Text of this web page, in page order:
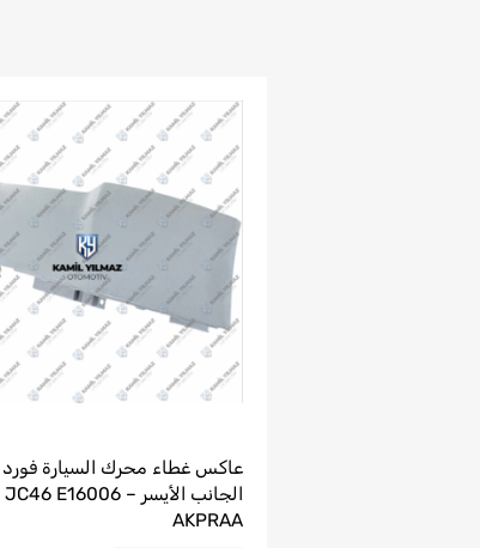
الجانب الأيسر – JC46 E16006
AKPRAA